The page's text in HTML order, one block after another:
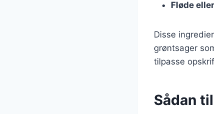
Fløde
Disse
grøntsager
tilpasse
Sådan